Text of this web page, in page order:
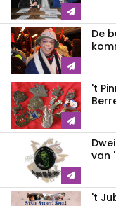
De
't
van
't